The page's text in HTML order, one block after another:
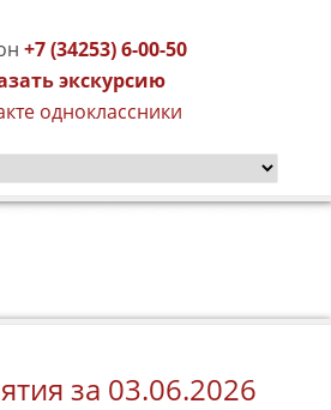
+7 (34253) 6-00-50
экскурсию
одноклассники
за 03.06.2026